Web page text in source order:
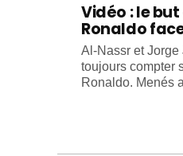
Vidéo : le
Ronaldo
Al-Nassr et
toujours compter
Ronaldo. Menés